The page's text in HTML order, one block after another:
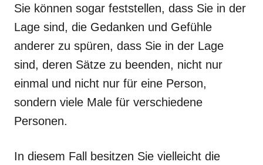
Sie können sogar feststellen, dass Sie in der
Lage sind, die Gedanken und Gefühle
anderer zu spüren, dass Sie in der Lage
sind, deren Sätze zu beenden, nicht nur
einmal und nicht nur für eine Person,
sondern viele Male für verschiedene
Personen.
In diesem Fall besitzen Sie vielleicht die